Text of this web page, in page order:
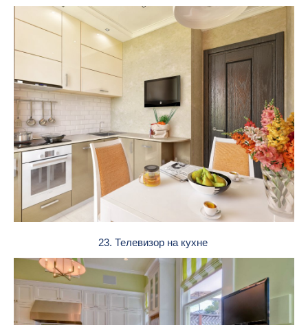
23. Телевизор на кухне